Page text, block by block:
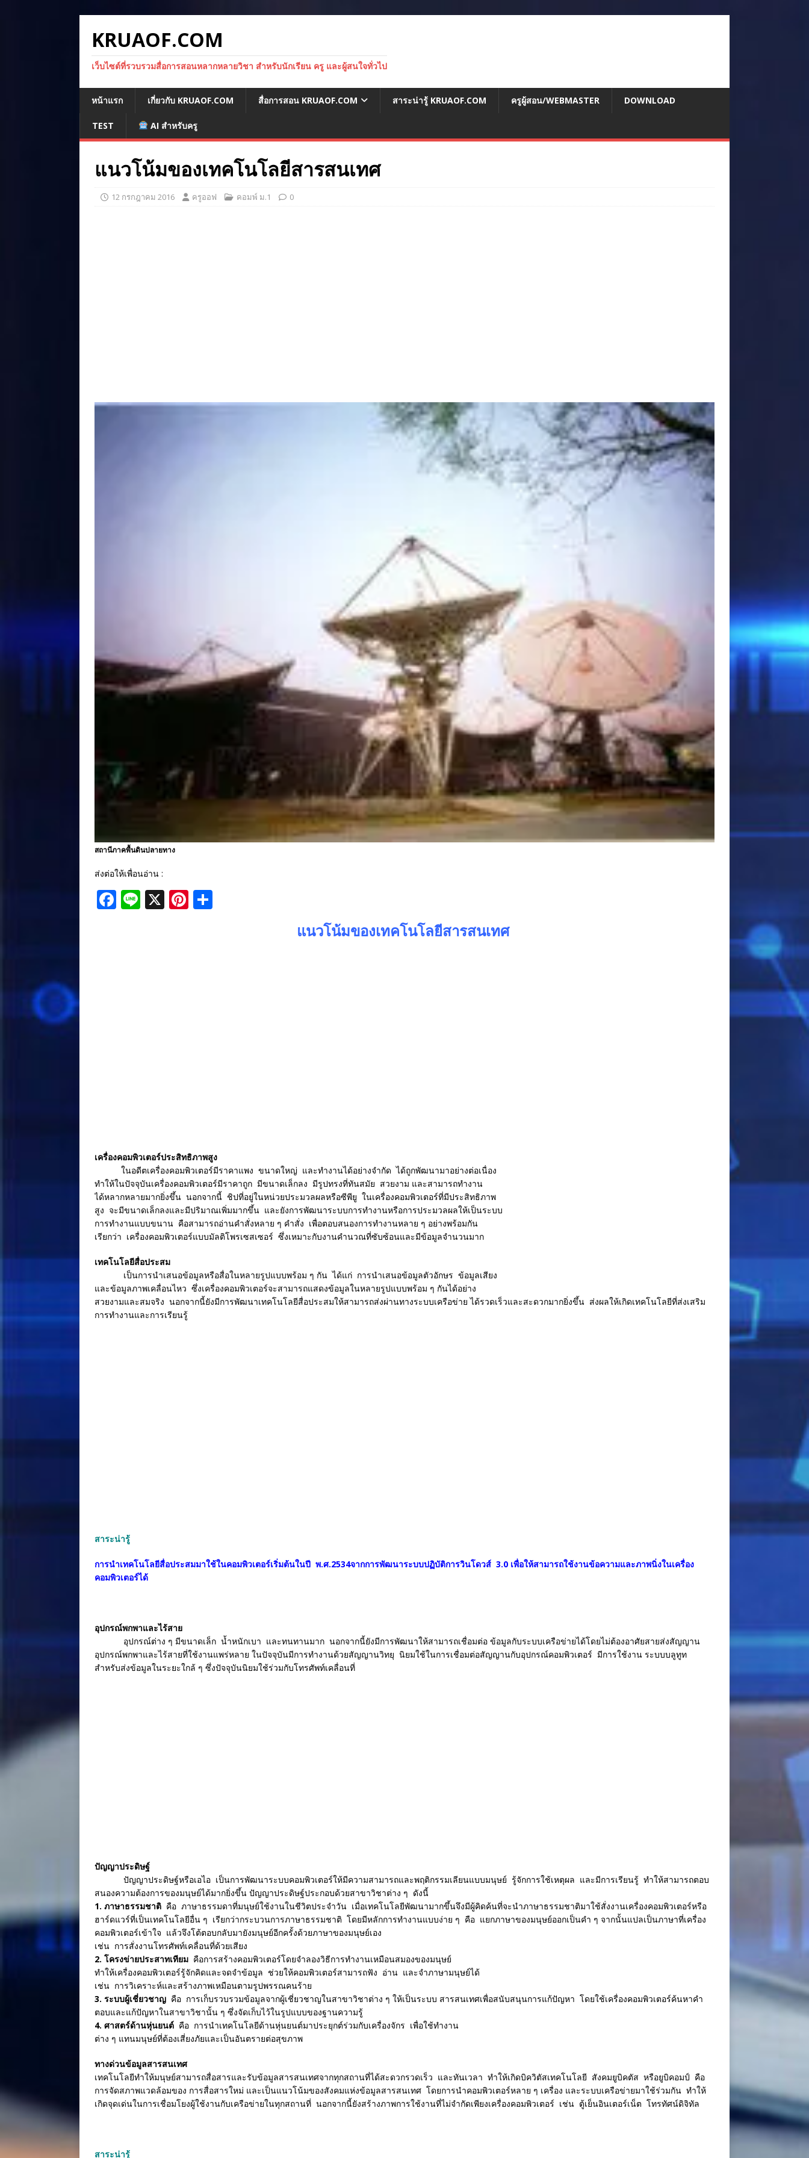
KRUAOF.COM
เว็บไซต์ที่รวบรวมสื่อการสอนหลากหลายวิชา สำหรับนักเรียน ครู และผู้สนใจทั่วไป
หน้าแรก เกี่ยวกับ KRUAOF.COM สื่อการสอน KRUAOF.COM สาระน่ารู้ KRUAOF.COM ครูผู้สอน/WEBMASTER DOWNLOAD
TEST AI สำหรับครู
แนวโน้มของเทคโนโลยีสารสนเทศ
12 กรกฎาคม 2016 ครูออฟ คอมพ์ ม.1 0
สถานีภาคพื้นดินปลายทาง
ส่งต่อให้เพื่อนอ่าน :
F Li X Pi
แนวโน้มของเทคโนโลยีสารสนเทศ
เครื่องคอมพิวเตอร์ประสิทธิภาพสูง
ในอดีตเครื่องคอมพิวเตอร์มีราคาแพง ขนาดใหญ่ และทำงานได้อย่างจำกัด ได้ถูกพัฒนามาอย่างต่อเนื่อง
ทำให้ในปัจจุบันเครื่องคอมพิวเตอร์มีราคาถูก มีขนาดเล็กลง มีรูปทรงที่ทันสมัย สวยงาม และสามารถทำงาน
ได้หลากหลายมากยิ่งขึ้น นอกจากนี้ ชิปที่อยู่ในหน่วยประมวลผลหรือซีพียู ในเครื่องคอมพิวเตอร์ที่มีประสิทธิภาพ
สูง จะมีขนาดเล็กลงและมีปริมาณเพิ่มมากขึ้น และยังการพัฒนาระบบการทำงานหรือการประมวลผลให้เป็นระบบ
การทำงานแบบขนาน คือสามารถอ่านคำสั่งหลาย ๆ คำสั่ง เพื่อตอบสนองการทำงานหลาย ๆ อย่างพร้อมกัน
เรียกว่า เครื่องคอมพิวเตอร์แบบมัลติโพรเซสเซอร์ ซึ่งเหมาะกับงานคำนวณที่ซับซ้อนและมีข้อมูลจำนวนมาก
เทคโนโลยีสื่อประสม
เป็นการนำเสนอข้อมูลหรือสื่อในหลายรูปแบบพร้อม ๆ กัน ได้แก่ การนำเสนอข้อมูลตัวอักษร ข้อมูลเสียง
และข้อมูลภาพเคลื่อนไหว ซึ่งเครื่องคอมพิวเตอร์จะสามารถแสดงข้อมูลในหลายรูปแบบพร้อม ๆ กันได้อย่าง
สวยงามและสมจริง นอกจากนี้ยังมีการพัฒนาเทคโนโลยีสื่อประสมให้สามารถส่งผ่านทางระบบเครือข่าย ได้รวดเร็วและสะดวกมากยิ่งขึ้น ส่งผลให้เกิดเทคโนโลยีที่ส่งเสริม
การทำงานและการเรียนรู้
สาระน่ารู้
การนำเทคโนโลยีสื่อประสมมาใช้ในคอมพิวเตอร์เริ่มต้นในปี พ.ศ.2534จากการพัฒนาระบบปฏิบัติการวินโดวส์ 3.0 เพื่อให้สามารถใช้งานข้อความและภาพนิ่งในเครื่อง
คอมพิวเตอร์ได้
อุปกรณ์พกพาและไร้สาย
อุปกรณ์ต่าง ๆ มีขนาดเล็ก น้ำหนักเบา และทนทานมาก นอกจากนี้ยังมีการพัฒนาให้สามารถเชื่อมต่อ ข้อมูลกับระบบเครือข่ายได้โดยไม่ต้องอาศัยสายส่งสัญญาน
อุปกรณ์พกพาและไร้สายที่ใช้งานแพร่หลาย ในปัจจุบันมีการทำงานด้วยสัญญานวิทยุ นิยมใช้ในการเชื่อมต่อสัญญานกับอุปกรณ์คอมพิวเตอร์ มีการใช้งาน ระบบบลูทูท
สำหรับส่งข้อมูลในระยะใกล้ ๆ ซึ่งปัจจุบันนิยมใช้ร่วมกับโทรศัพท์เคลื่อนที่
ปัญญาประดิษฐ์
ปัญญาประดิษฐ์หรือเอไอ เป็นการพัฒนาระบบคอมพิวเตอร์ให้มีความสามารถและพฤติกรรมเลียนแบบมนุษย์ รู้จักการใช้เหตุผล และมีการเรียนรู้ ทำให้สามารถตอบ
สนองความต้องการของมนุษย์ได้มากยิ่งขึ้น ปัญญาประดิษฐ์ประกอบด้วยสาขาวิชาต่าง ๆ ดังนี้
1. ภาษาธรรมชาติ คือ ภาษาธรรมดาที่มนุษย์ใช้งานในชีวิตประจำวัน เมื่อเทคโนโลยีพัฒนามากขึ้นจึงมีผู้คิดค้นที่จะนำภาษาธรรมชาติมาใช้สั่งงานเครื่องคอมพิวเตอร์หรือ
ฮาร์ดแวร์ที่เป็นเทคโนโลยีอื่น ๆ เรียกว่ากระบวนการภาษาธรรมชาติ โดยมีหลักการทำงานแบบง่าย ๆ คือ แยกภาษาของมนุษย์ออกเป็นคำ ๆ จากนั้นแปลเป็นภาษาที่เครื่อง
คอมพิวเตอร์เข้าใจ แล้วจึงโต้ตอบกลับมายังมนุษย์อีกครั้งด้วยภาษาของมนุษย์เอง
เช่น การสั่งงานโทรศัพท์เคลื่อนที่ด้วยเสียง
2. โครงข่ายประสาทเทียม คือการสร้างคอมพิวเตอร์โดยจำลองวิธีการทำงานเหมือนสมองของมนุษย์
ทำให้เครื่องคอมพิวเตอร์รู้จักคิดและจดจำข้อมูล ช่วยให้คอมพิวเตอร์สามารถฟัง อ่าน และจำภาษามนุษย์ได้
เช่น การวิเคราะห์และสร้างภาพเหมือนตามรูปพรรณคนร้าย
3. ระบบผู้เชี่ยวชาญ คือ การเก็บรวบรวมข้อมูลจากผู้เชี่ยวชาญในสาขาวิชาต่าง ๆ ให้เป็นระบบ สารสนเทศเพื่อสนับสนุนการแก้ปัญหา โดยใช้เครื่องคอมพิวเตอร์ค้นหาคำ
ตอบและแก้ปัญหาในสาขาวิชานั้น ๆ ซึ่งจัดเก็บไว้ในรูปแบบของฐานความรู้
4. ศาสตร์ด้านหุ่นยนต์ คือ การนำเทคโนโลยีด้านหุ่นยนต์มาประยุกต์ร่วมกับเครื่องจักร เพื่อใช้ทำงาน
ต่าง ๆ แทนมนุษย์ที่ต้องเสี่ยงภัยและเป็นอันตรายต่อสุขภาพ
ทางด่วนข้อมูลสารสนเทศ
เทคโนโลยีทำให้มนุษย์สามารถสื่อสารและรับข้อมูลสารสนเทศจากทุกสถานที่ได้สะดวกรวดเร็ว และทันเวลา ทำให้เกิดบิควิตัสเทคโนโลยี สังคมยูบิคตัส หรือยูบิคอมป์ คือ
การจัดสภาพแวดล้อมของ การสื่อสารใหม่ และเป็นแนวโน้มของสังคมแห่งข้อมูลสารสนเทศ โดยการนำคอมพิวเตอร์หลาย ๆ เครื่อง และระบบเครือข่ายมาใช้ร่วมกัน ทำให้
เกิดจุดเด่นในการเชื่อมโยงผู้ใช้งานกับเครือข่ายในทุกสถานที่ นอกจากนี้ยังสร้างภาพการใช้งานที่ไม่จำกัดเพียงเครื่องคอมพิวเตอร์ เช่น ตู้เย็นอินเตอร์เน็ต โทรทัศน์ดิจิทัล
สาระน่ารู้